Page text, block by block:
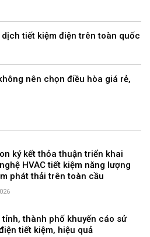
tiết kiệm điện trên toàn quốc
nên chọn điều hòa giá rẻ,
ký kết thỏa thuận triển khai
HVAC tiết kiệm năng lượng
phát thải trên toàn cầu
tỉnh, thành phố khuyến cáo sử
tiết kiệm, hiệu quả